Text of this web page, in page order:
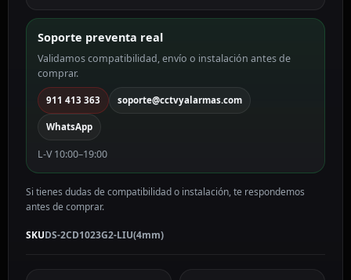
blanco
2
MP,
mm,
PoE
DS-
2CD1023G2-
LIU(4mm)
cantidad
Soporte preventa real
Validamos compatibilidad, envío o instalación antes de
comprar.
911 413 363 soporte@cctvyalarmas.com
WhatsApp
L-V 10:00–19:00
Si tienes dudas de compatibilidad o instalación, te respondemos
antes de comprar.
SKUDS-2CD1023G2-LIU(4mm)